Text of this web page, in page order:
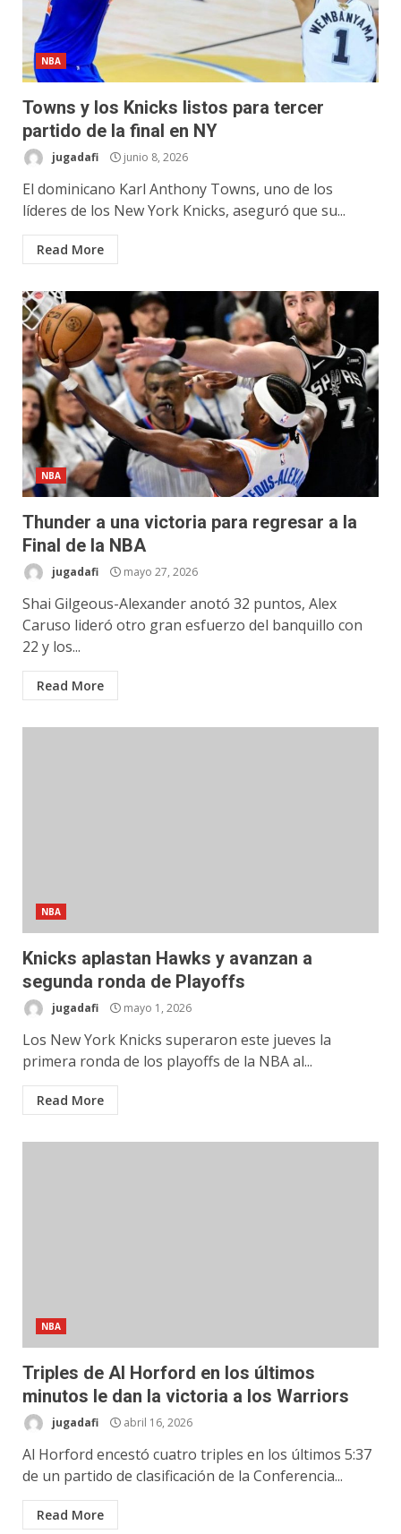
NBA
Towns y los Knicks listos para tercer
partido de la final en NY
jugadafi junio 8, 2026
El dominicano Karl Anthony Towns, uno de los
líderes de los New York Knicks, aseguró que su...
Read More
NBA
Thunder a una victoria para regresar a la
Final de la NBA
jugadafi mayo 27, 2026
Shai Gilgeous-Alexander anotó 32 puntos, Alex
Caruso lideró otro gran esfuerzo del banquillo con
22 y los...
Read More
NBA
Knicks aplastan Hawks y avanzan a
segunda ronda de Playoffs
jugadafi mayo 1, 2026
Los New York Knicks superaron este jueves la
primera ronda de los playoffs de la NBA al...
Read More
NBA
Triples de Al Horford en los últimos
minutos le dan la victoria a los Warriors
jugadafi abril 16, 2026
Al Horford encestó cuatro triples en los últimos 5:37
de un partido de clasificación de la Conferencia...
Read More